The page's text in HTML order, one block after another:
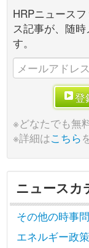
HRPニュース
ス記事が、随
す。
登
※どなたでも無
※詳細はこちら
ニュースカ
その他の時事
エネルギー政策